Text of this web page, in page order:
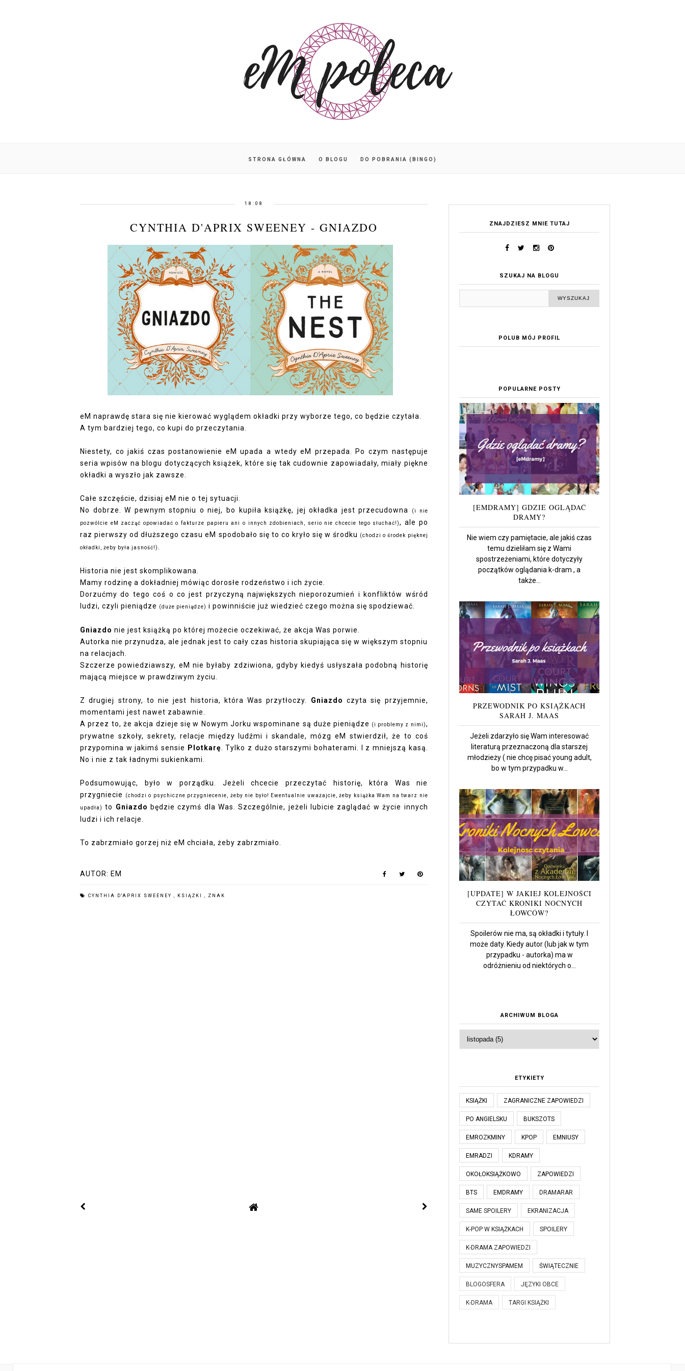
STRONA GŁÓWNA O BLOGU DO POBRANIA (BINGO)
18:08
CYNTHIA D'APRIX SWEENEY - GNIAZDO
eM naprawdę stara się nie kierować wyglądem okładki przy wyborze tego, co będzie czytała.
A tym bardziej tego, co kupi do przeczytania.
Niestety, co jakiś czas postanowienie eM upada a wtedy eM przepada. Po czym następuje
seria wpisów na blogu dotyczących książek, które się tak cudownie zapowiadały, miały piękne
okładki a wyszło jak zawsze.
Całe szczęście, dzisiaj eM nie o tej sytuacji.
No dobrze. W pewnym stopniu o niej, bo kupiła książkę, jej okładka jest przecudowna
(i nie
pozwólcie eM zacząć opowiadać o fakturze papieru ani o innych zdobieniach, serio nie chcecie tego słuchać!), ale po
raz pierwszy od dłuższego czasu eM spodobało się to co kryło się w środku
(chodzi o środek pięknej
okładki, żeby była jasność!)
Historia nie jest skomplikowana.
Mamy rodzinę a dokładniej mówiąc dorosłe rodzeństwo i ich życie.
Dorzućmy do tego coś o co jest przyczyną największych nieporozumień i konfliktów wśród
ludzi, czyli pieniądze
(duże pieniądze) i powinniście już wiedzieć czego można się spodziewać.
Gniazdo nie jest książką po której możecie oczekiwać, że akcja Was porwie.
Autorka nie przynudza, ale jednak jest to cały czas historia skupiająca się w większym stopniu
na relacjach.
Szczerze powiedziawszy, eM nie byłaby zdziwiona, gdyby kiedyś usłyszała podobną historię
mającą miejsce w prawdziwym życiu.
Z drugiej strony, to nie jest historia, która Was przytłoczy. Gniazdo czyta się przyjemnie,
momentami jest nawet zabawnie.
A przez to, że akcja dzieje się w Nowym Jorku wspominane są duże pieniądze
(i problemy z nimi),
prywatne szkoły, sekrety, relacje między ludźmi i skandale, mózg eM stwierdził, że to coś
przypomina w jakimś sensie
Plotkarę . Tylko z dużo starszymi bohaterami. I z mniejszą kasą.
No i nie z tak ładnymi sukienkami.
Podsumowując, było w porządku. Jeżeli chcecie przeczytać historię, która Was nie
przygniecie
(chodzi o psychiczne przygniecenie, żeby nie było! Ewentualnie uważajcie, żeby książka Wam na twarz nie
upadła) to Gniazdo będzie czymś dla Was. Szczególnie, jeżeli lubicie zaglądać w życie innych
ludzi i ich relacje.
To zabrzmiało gorzej niż eM chciała, żeby zabrzmiało.
AUTOR: EM
CYNTHIA D'APRIX SWEENEY , KSIĄŻKI , ZNAK
ZNAJDZIESZ MNIE TUTAJ
SZUKAJ NA BLOGU
POLUB MÓJ PROFIL
POPULARNE POSTY
[EMDRAMY] GDZIE OGLĄDAĆ
DRAMY?
Nie wiem czy pamiętacie, ale jakiś czas
temu dzieliłam się z Wami
spostrzeżeniami, które dotyczyły
początków oglądania k-dram , a
także...
PRZEWODNIK PO KSIĄŻKACH
SARAH J. MAAS
Jeżeli zdarzyło się Wam interesować
literaturą przeznaczoną dla starszej
młodzieży ( nie chcę pisać young adult,
bo w tym przypadku w...
[UPDATE] W JAKIEJ KOLEJNOŚCI
CZYTAĆ KRONIKI NOCNYCH
ŁOWCÓW?
Spoilerów nie ma, są okładki i tytuły. I
może daty. Kiedy autor (lub jak w tym
przypadku - autorka) ma w
odróżnieniu od niektórych o...
ARCHIWUM BLOGA
ETYKIETY
KSIĄŻKI ZAGRANICZNE ZAPOWIEDZI
PO ANGIELSKU BUKSZOTS
EMROZKMINY KPOP EMNIUSY
EMRADZI KDRAMY
OKOŁOKSIĄŻKOWO ZAPOWIEDZI
BTS EMDRAMY DRAMARAR
SAME SPOILERY EKRANIZACJA
K-POP W KSIĄŻKACH SPOILERY
K-DRAMA ZAPOWIEDZI
MUZYCZNYSPAMEM ŚWIĄTECZNIE
BLOGOSFERA JĘZYKI OBCE
K-DRAMA TARGI KSIĄŻKI